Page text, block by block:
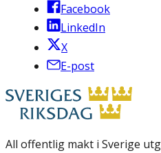
Facebook
LinkedIn
X
E-post
All offentlig makt i Sverige